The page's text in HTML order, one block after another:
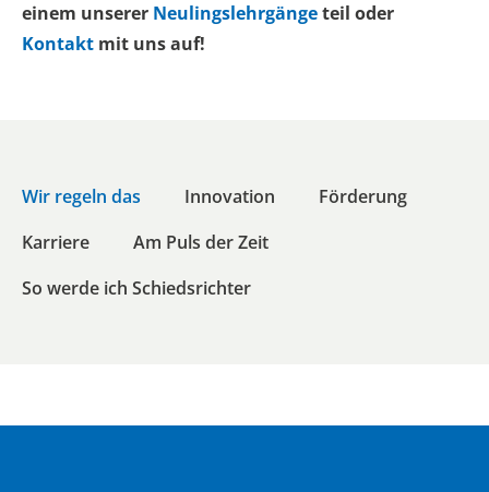
einem unserer Neulingslehrgängeteil oder
Kontakt mit uns auf!
Wir regeln das Innovation
Förderung
Karriere
Am Puls der Zeit
So werde ich Schiedsrichter